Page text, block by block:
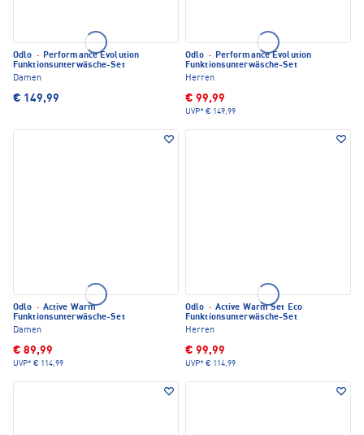
Odlo · Performance Evolution
Funktionsunterwäsche-Set
Damen
€ 149,99
Odlo · Performance Evolution
Funktionsunterwäsche-Set
Herren
€ 99,99
UVP* € 149,99
Odlo · Active Warm
Funktionsunterwäsche-Set
Damen
€ 89,99
UVP* € 114,99
Odlo · Active Warm Set Eco
Funktionsunterwäsche-Set
Herren
€ 99,99
UVP* € 114,99